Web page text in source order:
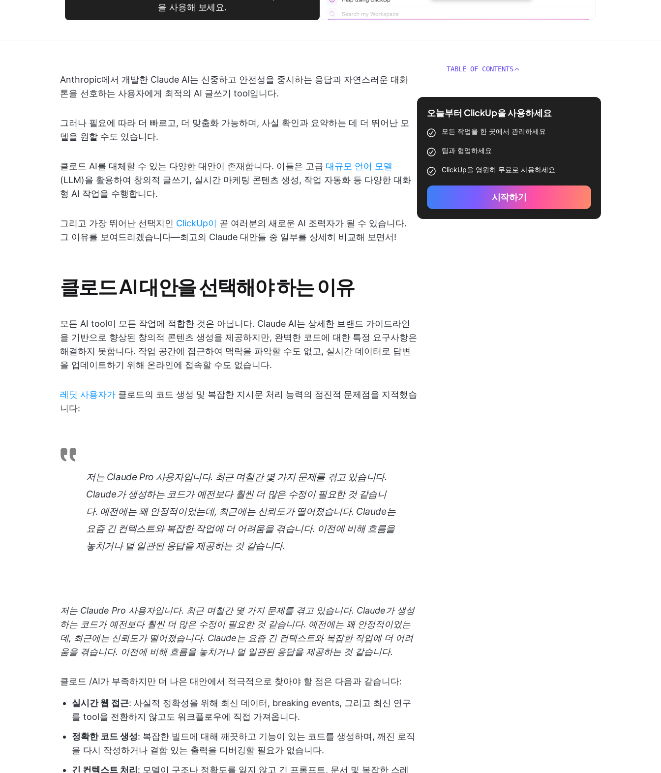
을 사용해 보세요.
Anthropic에서 개발한 Claude AI는 신중하고 안전성을 중시하는 응답과 자연스러운 대화
톤을 선호하는 사용자에게 최적의 AI 글쓰기 tool입니다.
그러나 필요에 따라 더 빠르고, 더 맞춤화 가능하며, 사실 확인과 요약하는 데 더 뛰어난 모
델을 원할 수도 있습니다.
클로드 AI를 대체할 수 있는 다양한 대안이 존재합니다. 이들은 고급 대규모 언어 모델
(LLM)을 활용하여 창의적 글쓰기, 실시간 마케팅 콘텐츠 생성, 작업 자동화 등 다양한 대화
형 AI 작업을 수행합니다.
그리고 가장 뛰어난 선택지인 ClickUp이 곧 여러분의 새로운 AI 조력자가 될 수 있습니다.
그 이유를 보여드리겠습니다—최고의 Claude 대안들 중 일부를 상세히 비교해 보면서!
클로드 AI 대안을 선택해야 하는 이유
모든 AI tool이 모든 작업에 적합한 것은 아닙니다. Claude AI는 상세한 브랜드 가이드라인
을 기반으로 향상된 창의적 콘텐츠 생성을 제공하지만, 완벽한 코드에 대한 특정 요구사항은
해결하지 못합니다. 작업 공간에 접근하여 맥락을 파악할 수도 없고, 실시간 데이터로 답변
을 업데이트하기 위해 온라인에 접속할 수도 없습니다.
레딧 사용자가 클로드의 코드 생성 및 복잡한 지시문 처리 능력의 점진적 문제점을 지적했습
니다:
저는 Claude Pro 사용자입니다. 최근 며칠간 몇 가지 문제를 겪고 있습니다.
Claude가 생성하는 코드가 예전보다 훨씬 더 많은 수정이 필요한 것 같습니
다. 예전에는 꽤 안정적이었는데, 최근에는 신뢰도가 떨어졌습니다. Claude는
요즘 긴 컨텍스트와 복잡한 작업에 더 어려움을 겪습니다. 이전에 비해 흐름을
놓치거나 덜 일관된 응답을 제공하는 것 같습니다.
저는 Claude Pro 사용자입니다. 최근 며칠간 몇 가지 문제를 겪고 있습니다. Claude가 생성
하는 코드가 예전보다 훨씬 더 많은 수정이 필요한 것 같습니다. 예전에는 꽤 안정적이었는
데, 최근에는 신뢰도가 떨어졌습니다. Claude는 요즘 긴 컨텍스트와 복잡한 작업에 더 어려
움을 겪습니다. 이전에 비해 흐름을 놓치거나 덜 일관된 응답을 제공하는 것 같습니다.
클로드 /AI가 부족하지만 더 나은 대안에서 적극적으로 찾아야 할 점은 다음과 같습니다:
실시간 웹 접근: 사실적 정확성을 위해 최신 데이터, breaking events, 그리고 최신 연구
를 tool을 전환하지 않고도 워크플로우에 직접 가져옵니다.
정확한 코드 생성: 복잡한 빌드에 대해 깨끗하고 기능이 있는 코드를 생성하며, 깨진 로직
을 다시 작성하거나 결함 있는 출력을 디버깅할 필요가 없습니다.
긴 컨텍스트 처리 : 모델이 구조나 정확도를 잃지 않고 긴 프롬프트, 문서 및 복잡한 스레
TABLE OF CONTENTS
오늘부터 ClickUp을 사용하세요
모든 작업을 한 곳에서 관리하세요
팀과 협업하세요
ClickUp을 영원히 무료로 사용하세요
시작하기